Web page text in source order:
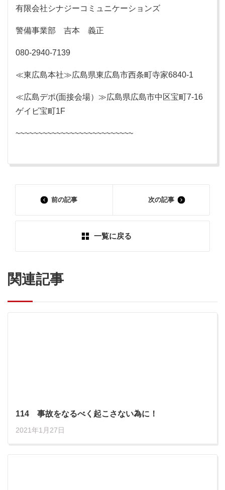
有限会社シナジーコミュニケーションズ
警備事業部 吉本 義正
080-2940-7139
≪東広島本社≫広島県東広島市西条町寺家6840-1
≪広島デポ(面接会場）≫広島県広島市中区宝町7-16
ゲイビ宝町1F
~~~~~~~~~~~~~~~~~~~~~~~~~~
前の記事
一覧に戻る
次の記事
関連記事
114 事故をなるべく起こさない為に！
2021年1月27日